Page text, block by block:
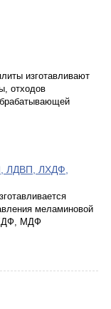
изготавливают
отходов
ЛДВП, ЛХДФ,
меламиновой
МДФ